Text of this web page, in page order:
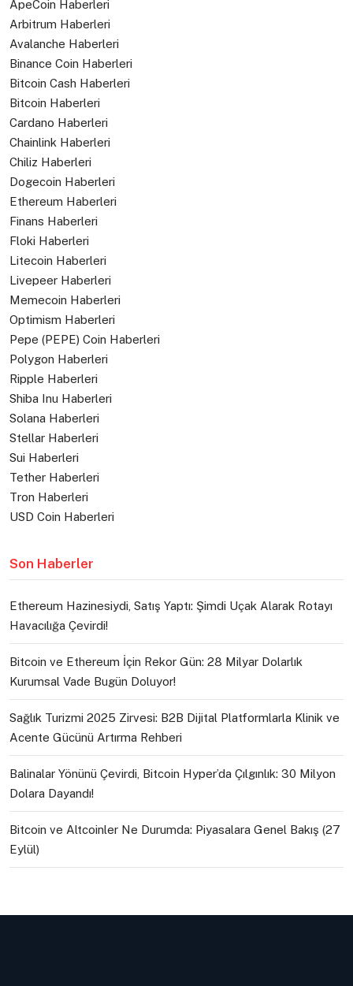
ApeCoin Haberleri
Arbitrum Haberleri
Avalanche Haberleri
Binance Coin Haberleri
Bitcoin Cash Haberleri
Bitcoin Haberleri
Cardano Haberleri
Chainlink Haberleri
Chiliz Haberleri
Dogecoin Haberleri
Ethereum Haberleri
Finans Haberleri
Floki Haberleri
Litecoin Haberleri
Livepeer Haberleri
Memecoin Haberleri
Optimism Haberleri
Pepe (PEPE) Coin Haberleri
Polygon Haberleri
Ripple Haberleri
Shiba Inu Haberleri
Solana Haberleri
Stellar Haberleri
Sui Haberleri
Tether Haberleri
Tron Haberleri
USD Coin Haberleri
Son Haberler
Ethereum Hazinesiydi, Satış Yaptı: Şimdi Uçak Alarak Rotayı
Havacılığa Çevirdi!
Bitcoin ve Ethereum İçin Rekor Gün: 28 Milyar Dolarlık
Kurumsal Vade Bugün Doluyor!
Sağlık Turizmi 2025 Zirvesi: B2B Dijital Platformlarla Klinik ve
Acente Gücünü Artırma Rehberi
Balinalar Yönünü Çevirdi, Bitcoin Hyper’da Çılgınlık: 30 Milyon
Dolara Dayandı!
Bitcoin ve Altcoinler Ne Durumda: Piyasalara Genel Bakış (27
Eylül)